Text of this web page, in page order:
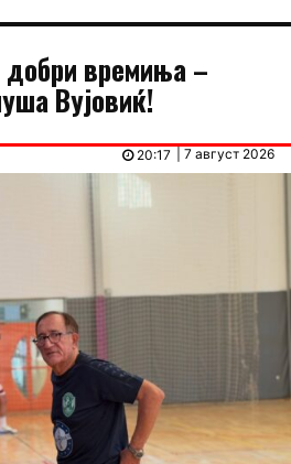
добри времиња –
Вујовиќ!
| 7 август 2026
20:17